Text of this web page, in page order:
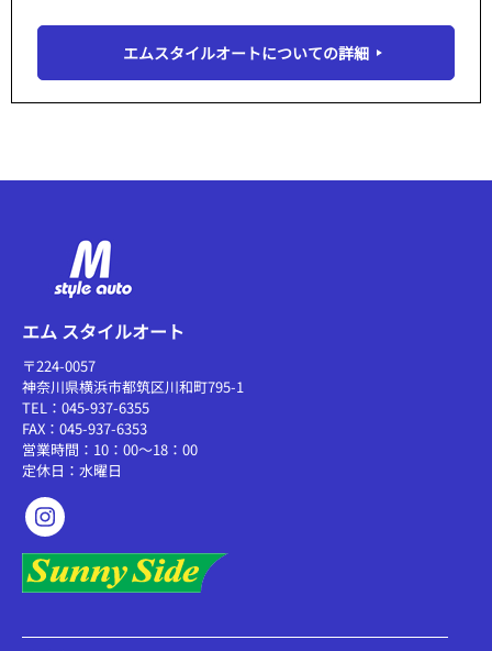
エムスタイルオートについての詳細
エム スタイルオート
〒224-0057
神奈川県横浜市都筑区川和町795-1
TEL：045-937-6355
FAX：045-937-6353
営業時間：10：00～18：00
定休日：水曜日